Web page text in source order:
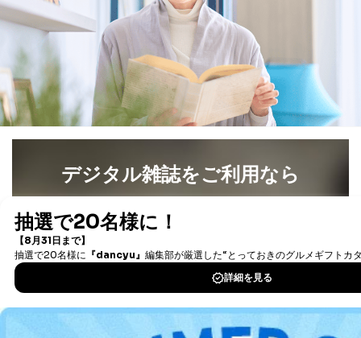
SNS公式アカウン
トに登録された方
の個人情報
よびその分析のため
お問い合わせ対応、トラブル対
処、オペレーター教育など応対品
質向上のため
その他当社のプライバシーポリシ
ー等にて公表する利用目的達成の
ため
※上記の利用目的のうちNo.1～5については保有個人デ
ータ（開示対象個人情報）の利用目的であり、下記4.の
なお、6、7については、パートナー（提携企業）様又は
各SNS運営会社様にご請求いただきますようお願い致し
３．個人情報の第三者提供について
当社は、取得した個人情報を適切に管理し､あらかじめ
本人の同意を得ることなく第三者に提供することはあり
ません。ただし、次の場合は除きます。
法令に基づく場合
人の生命､身体または財産の保護のために必要がある
デジタル雑誌をご利用なら
書籍）が無料で読み放題！
DOWNLOAD FOR IOS
DOWNLOAD FOR ANDROID